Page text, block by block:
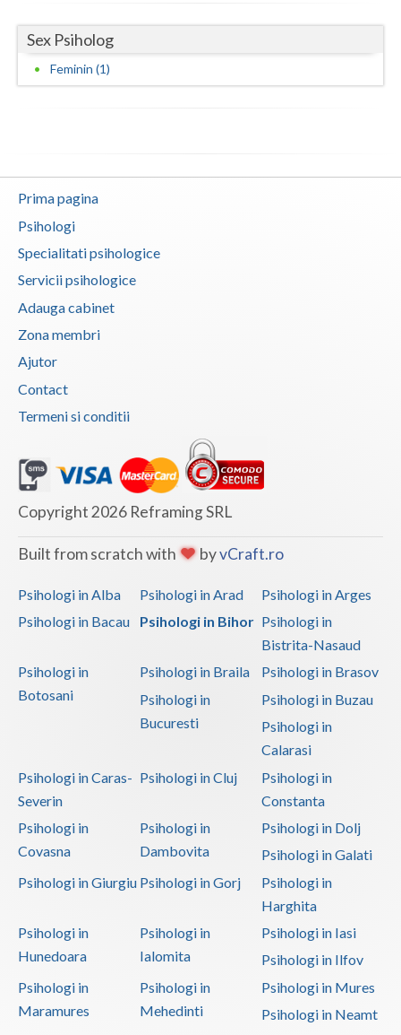
Sibiu
Suceava
Valcea
Vaslui
Vrancea
Sex Psiholog
Feminin (1)
Prima pagina
Psihologi
Specialitati psihologice
Servicii psihologice
Adauga cabinet
Zona membri
Ajutor
Contact
Termeni si conditii
Copyright 2026 Reframing SRL
Built from scratch with byvCraft.ro
Psihologi in Alba Psihologi in Arad
Psihologi in Arges
Psihologi in Bacau
Psihologi in Bihor Psihologi in
Bistrita-Nasaud
Psihologi in
Botosani
Psihologi in Braila
Psihologi in Brasov
Psihologi in
Bucuresti
Psihologi in Buzau
Psihologi in
Calarasi
Psihologi in Caras-
Severin
Psihologi in Cluj
Psihologi in
Constanta
Psihologi in
Covasna
Psihologi in
Dambovita
Psihologi in Dolj
Psihologi in Galati
Psihologi in Giurgiu Psihologi in Gorj
Psihologi in
Harghita
Psihologi in
Hunedoara
Psihologi in
Ialomita
Psihologi in Iasi
Psihologi in Ilfov
Psihologi in
Maramures
Psihologi in
Mehedinti
Psihologi in Mures
Psihologi in Neamt